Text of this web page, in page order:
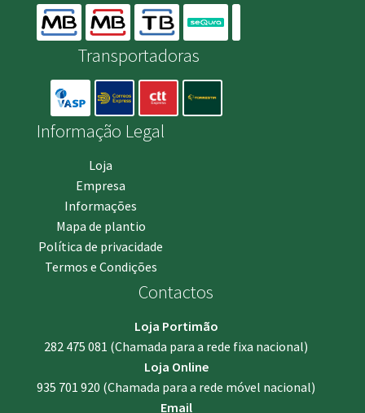
Transportadoras
Informação Legal
Loja
Empresa
Informações
Mapa de plantio
Política de privacidade
Termos e Condições
Contactos
Loja Portimão
282 475 081 (Chamada para a rede fixa nacional)
Loja Online
935 701 920 (Chamada para a rede móvel nacional)
Email